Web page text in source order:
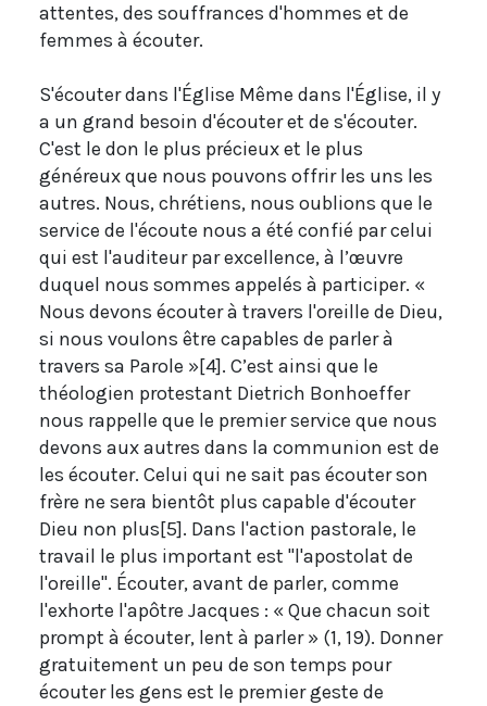
attentes, des souffrances d'hommes et de
femmes à écouter.
S'écouter dans l'Église Même dans l'Église, il y
a un grand besoin d'écouter et de s'écouter.
C'est le don le plus précieux et le plus
généreux que nous pouvons offrir les uns les
autres. Nous, chrétiens, nous oublions que le
service de l'écoute nous a été confié par celui
qui est l'auditeur par excellence, à l’œuvre
duquel nous sommes appelés à participer. «
Nous devons écouter à travers l'oreille de Dieu,
si nous voulons être capables de parler à
travers sa Parole »[4]. C’est ainsi que le
théologien protestant Dietrich Bonhoeffer
nous rappelle que le premier service que nous
devons aux autres dans la communion est de
les écouter. Celui qui ne sait pas écouter son
frère ne sera bientôt plus capable d'écouter
Dieu non plus[5]. Dans l'action pastorale, le
travail le plus important est "l'apostolat de
l'oreille". Écouter, avant de parler, comme
l'exhorte l'apôtre Jacques : « Que chacun soit
prompt à écouter, lent à parler » (1, 19). Donner
gratuitement un peu de son temps pour
écouter les gens est le premier geste de